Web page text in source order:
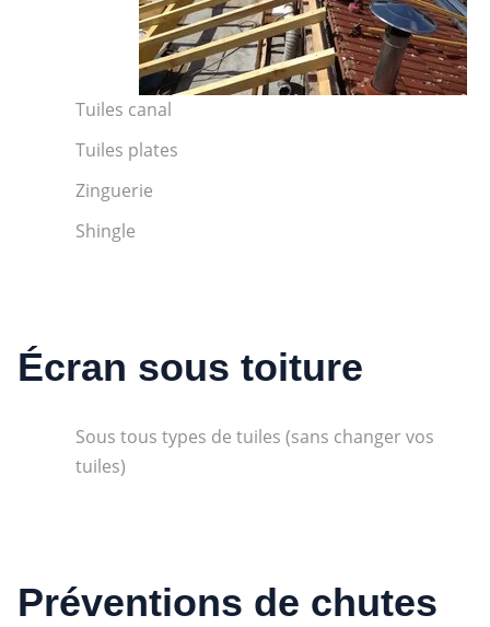
Tuiles canal
Tuiles plates
Zinguerie
Shingle
Écran sous toiture
Sous tous types de tuiles (sans changer vos
tuiles)
Préventions de chutes